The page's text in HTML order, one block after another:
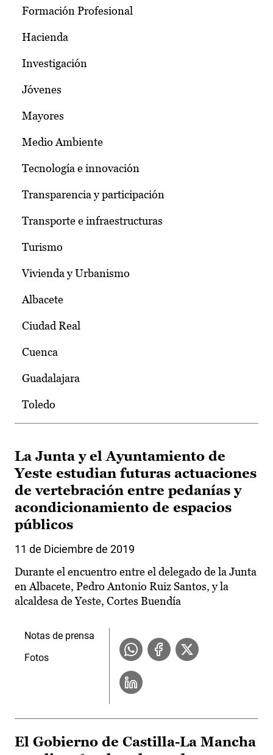
Formación Profesional
Hacienda
Investigación
Jóvenes
Mayores
Medio Ambiente
Tecnología e innovación
Transparencia y participación
Transporte e infraestructuras
Turismo
Vivienda y Urbanismo
Albacete
Ciudad Real
Cuenca
Guadalajara
Toledo
La Junta y el Ayuntamiento de
Yeste estudian futuras actuaciones
de vertebración entre pedanías y
acondicionamiento de espacios
públicos
11 de Diciembre de 2019
Durante el encuentro entre el delegado de la Junta
en Albacete, Pedro Antonio Ruiz Santos, y la
alcaldesa de Yeste, Cortes Buendía
Notas de prensa
Fotos
El Gobierno de Castilla-La Mancha